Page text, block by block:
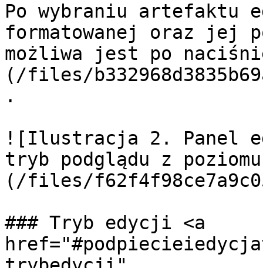
Po wybraniu artefaktu
formatowanej oraz jej
możliwa jest po
(/files/
.
![Ilustracja 2. Panel
tryb podglądu z
(/files/
### Tryb edycji <a